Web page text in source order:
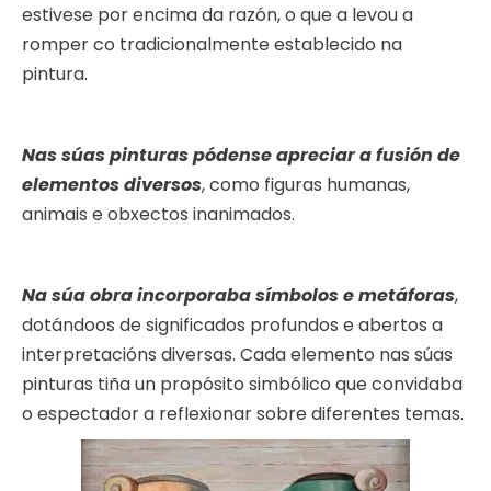
estivese por encima da razón, o que a levou a
romper co tradicionalmente establecido na
pintura.
Nas súas pinturas pódense apreciar a fusión de
elementos diversos, como figuras humanas,
animais e obxectos inanimados.
Na súa obra incorporaba símbolos e metáforas,
dotándoos de significados profundos e abertos a
interpretacións diversas. Cada elemento nas súas
pinturas tiña un propósito simbólico que convidaba
o espectador a reflexionar sobre diferentes temas.